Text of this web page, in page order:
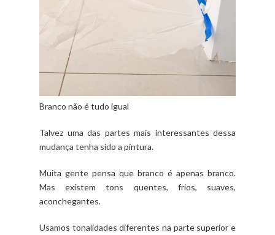
Branco não é tudo igual
Talvez uma das partes mais interessantes dessa
mudança tenha sido a pintura.
Muita gente pensa que branco é apenas branco.
Mas existem tons quentes, frios, suaves,
aconchegantes.
Usamos tonalidades diferentes na parte superior e